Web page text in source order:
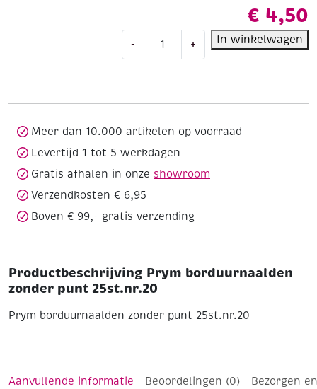
€ 4,50
-
borduurnaalden
+ In winkelwagen
Meer dan 10.000 artikelen op voorraad
Levertijd 1 tot 5 werkdagen
Gratis afhalen in onze showroom
Verzendkosten € 6,95
Boven € 99,- gratis verzending
Productbeschrijving Prym borduurnaalden
zonder punt 25st.nr.20
Prym borduurnaalden zonder punt 25st.nr.20
Aanvullende informatie Beoordelingen (0) Bezorgen